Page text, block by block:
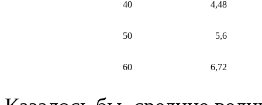
40 4,48
50 5,6
60 6,72